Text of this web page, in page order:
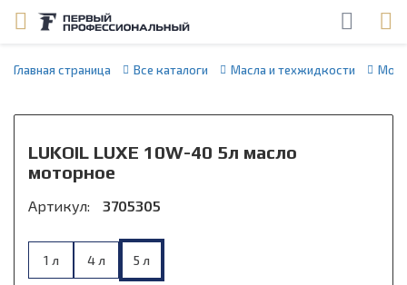
Главная страница Все каталоги Масла и техжидкости
LUKOIL LUXE 10W-40 5л масло
моторное
Артикул: 3705305
1 л 4 л 5 л